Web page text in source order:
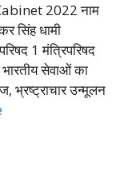
2022 नाम
सिंह धामी
1 मंत्रिपरिषद
सेवाओं का
भ्रष्ट्राचार उन्मूलन